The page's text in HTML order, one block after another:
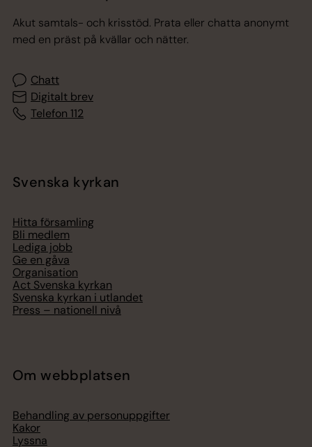
Akut samtals- och krisstöd. Prata eller chatta anonymt
med en präst på kvällar och nätter.
Chatt
Digitalt brev
Telefon 112
Svenska kyrkan
Hitta församling
Bli medlem
Lediga jobb
Ge en gåva
Organisation
Act Svenska kyrkan
Svenska kyrkan i utlandet
Press – nationell nivå
Om webbplatsen
Behandling av personuppgifter
Kakor
Lyssna